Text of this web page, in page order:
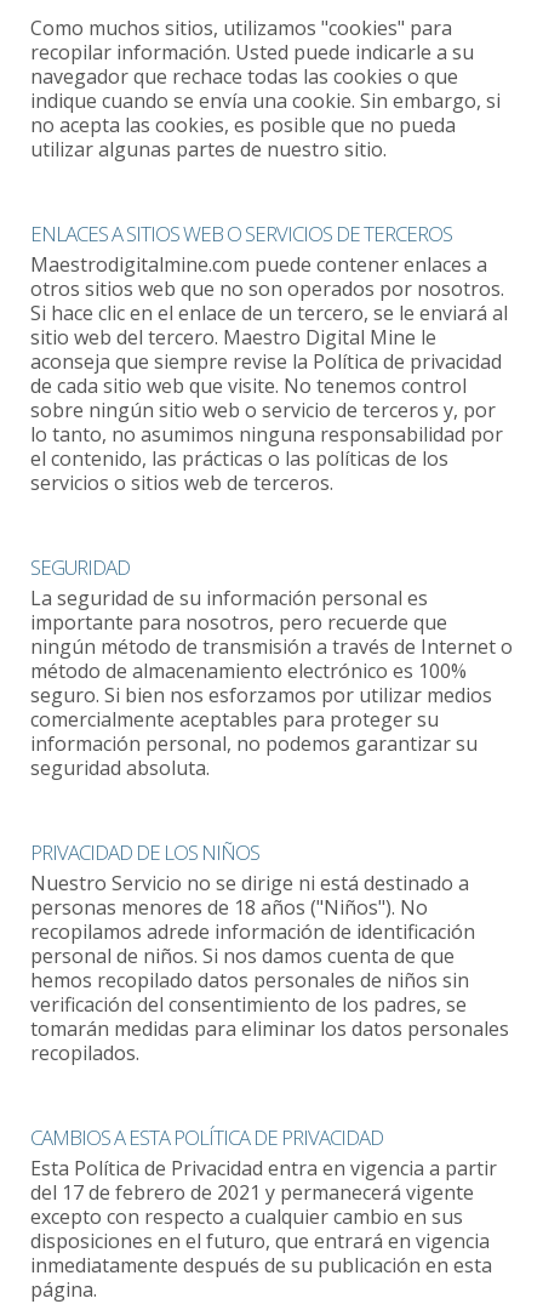
Como muchos sitios, utilizamos "cookies" para
recopilar información. Usted puede indicarle a su
navegador que rechace todas las cookies o que
indique cuando se envía una cookie. Sin embargo, si
no acepta las cookies, es posible que no pueda
utilizar algunas partes de nuestro sitio.
ENLACES A SITIOS WEB O SERVICIOS DE TERCEROS
Maestrodigitalmine.com puede contener enlaces a
otros sitios web que no son operados por nosotros.
Si hace clic en el enlace de un tercero, se le enviará al
sitio web del tercero. Maestro Digital Mine le
aconseja que siempre revise la Política de privacidad
de cada sitio web que visite. No tenemos control
sobre ningún sitio web o servicio de terceros y, por
lo tanto, no asumimos ninguna responsabilidad por
el contenido, las prácticas o las políticas de los
servicios o sitios web de terceros.
SEGURIDAD
La seguridad de su información personal es
importante para nosotros, pero recuerde que
ningún método de transmisión a través de Internet o
método de almacenamiento electrónico es 100%
seguro. Si bien nos esforzamos por utilizar medios
comercialmente aceptables para proteger su
información personal, no podemos garantizar su
seguridad absoluta.
PRIVACIDAD DE LOS NIÑOS
Nuestro Servicio no se dirige ni está destinado a
personas menores de 18 años ("Niños"). No
recopilamos adrede información de identificación
personal de niños. Si nos damos cuenta de que
hemos recopilado datos personales de niños sin
verificación del consentimiento de los padres, se
tomarán medidas para eliminar los datos personales
recopilados.
CAMBIOS A ESTA POLÍTICA DE PRIVACIDAD
Esta Política de Privacidad entra en vigencia a partir
del 17 de febrero de 2021 y permanecerá vigente
excepto con respecto a cualquier cambio en sus
disposiciones en el futuro, que entrará en vigencia
inmediatamente después de su publicación en esta
página.